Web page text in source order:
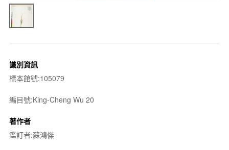
識別資訊
標本館號:105079
編目號:King-Cheng Wu 20
著作者
鑑訂者:蘇鴻傑